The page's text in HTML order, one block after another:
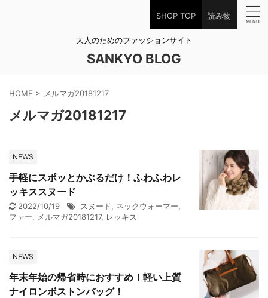
SHOP TOP 読み物
大人のためのファッションサイト
SANKYO BLOG
HOME > メルマガ20181217
メルマガ20181217
NEWS
手軽にスポッとかぶるだけ！ふわふわレ
ッキススヌード
2022/10/19 スヌード, ネックウォーマー,
ファー, メルマガ20181217, レッキス
NEWS
年末年始の帰省時におすすめ！軽い上質
ナイロンボストンバッグ！